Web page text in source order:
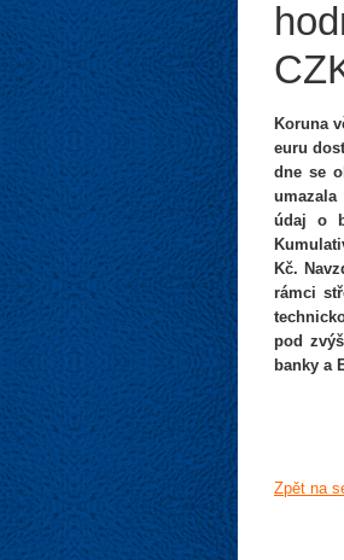
Koruna
euru
dne se
údaj o
Kč.
rámci
pod
banky a
Zpět na